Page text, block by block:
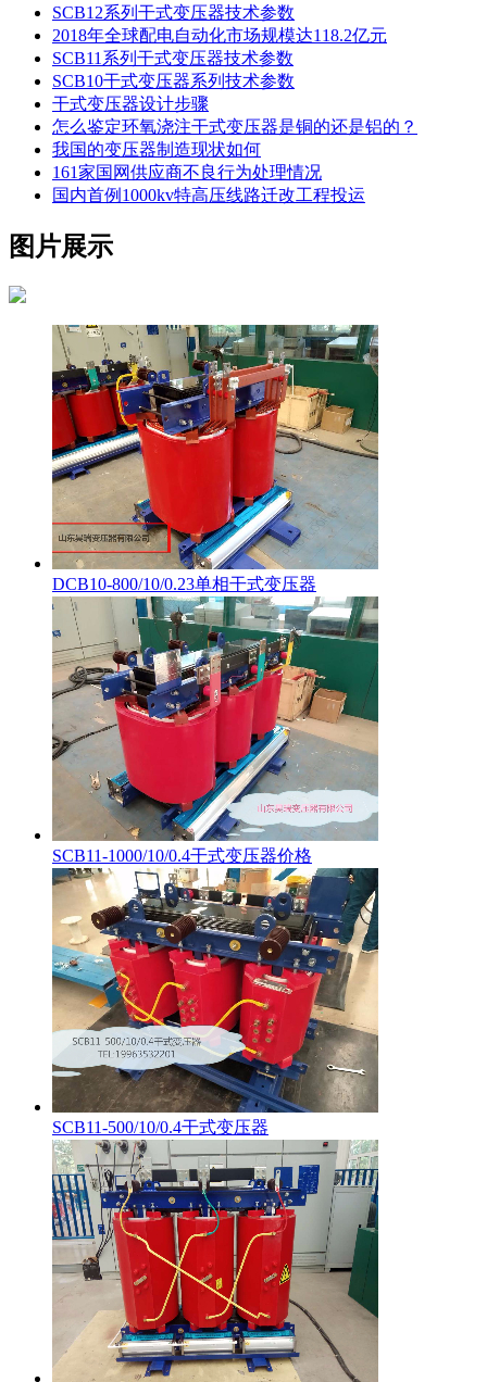
SCB12系列干式变压器技术参数
2018年全球配电自动化市场规模达118.2亿元
SCB11系列干式变压器技术参数
SCB10干式变压器系列技术参数
干式变压器设计步骤
怎么鉴定环氧浇注干式变压器是铜的还是铝的？
我国的变压器制造现状如何
161家国网供应商不良行为处理情况
国内首例1000kv特高压线路迁改工程投运
图片展示
DCB10-800/10/0.23单相干式变压器
SCB11-1000/10/0.4干式变压器价格
SCB11-500/10/0.4干式变压器